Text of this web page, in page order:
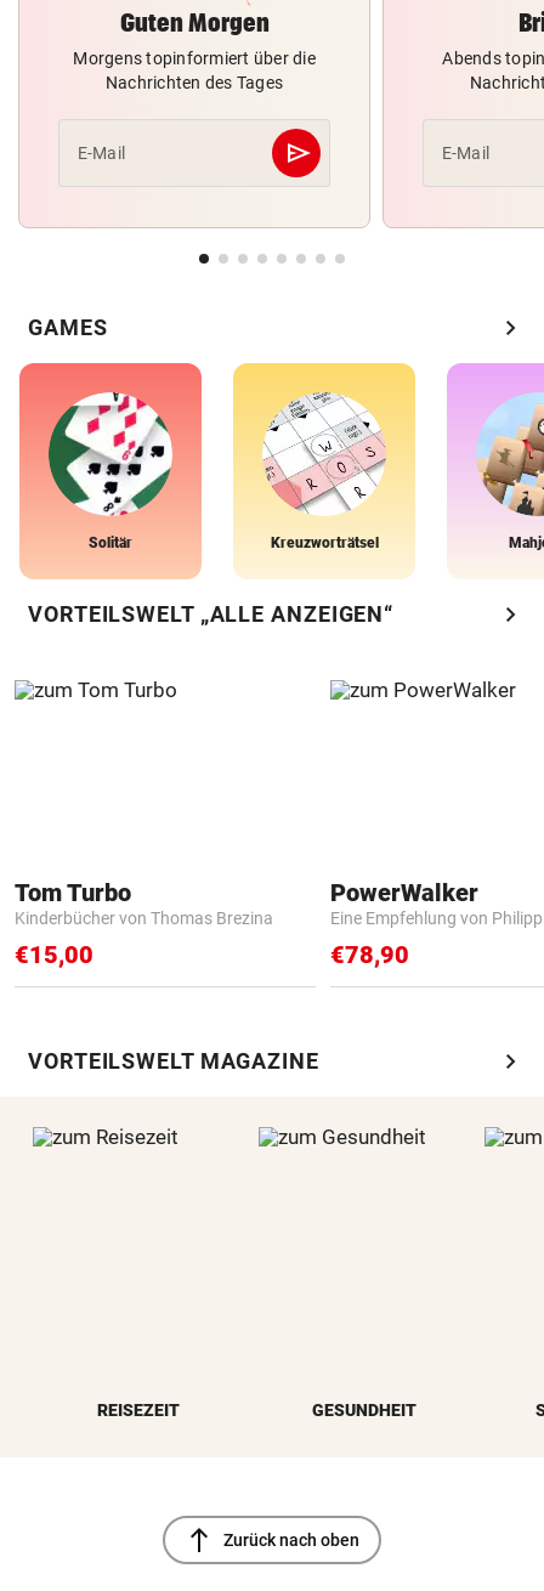
Guten Morgen
Morgens topinformiert über die
Nachrichten des Tages
E-Mail send
Abschicken
Abends
E-Mail
GAMES chevron_right
Solitär Kreuzworträtsel
VORTEILSWELT „ALLE ANZEIGEN“ chevron_right
Tom Turbo
Kinderbücher von Thomas Brezina
€15,00
PowerWalker
Eine Empfehlung von
€78,90
VORTEILSWELT MAGAZINE chevron_right
REISEZEIT GESUNDHEIT
north Zurück nach oben